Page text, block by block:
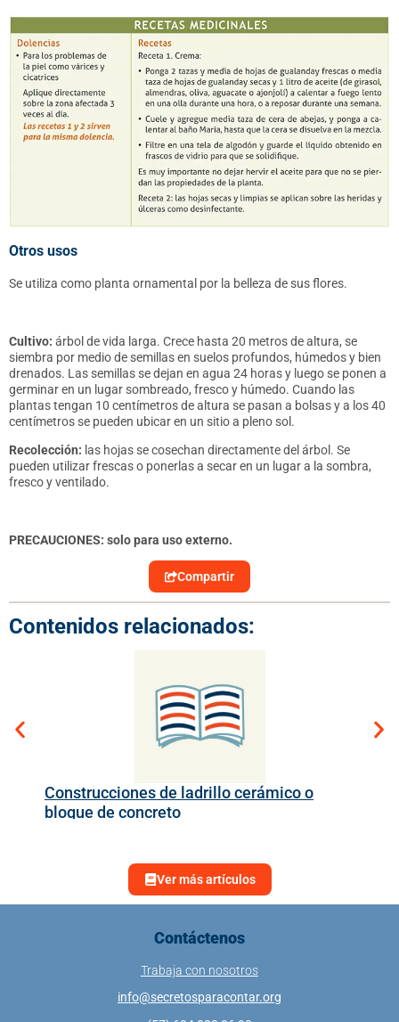
Otros usos
Se utiliza como planta ornamental por la belleza de sus flores.
Cultivo: árbol de vida larga. Crece hasta 20 metros de altura, se
siembra por medio de semillas en suelos profundos, húmedos y bien
drenados. Las semillas se dejan en agua 24 horas y luego se ponen a
germinar en un lugar sombreado, fresco y húmedo. Cuando las
plantas tengan 10 centímetros de altura se pasan a bolsas y a los 40
centímetros se pueden ubicar en un sitio a pleno sol.
Recolección: as hojas se cosechan directamente del árbol. Se
pueden utilizar frescas o ponerlas a secar en un lugar a la sombra,
fresco y ventilado.
PRECAUCIONES: solo para uso externo.
Compartir
Contenidos relacionados:
Construcciones de ladrillo cerámico o
bloque de concreto
Ver más artículos
Contáctenos
Trabaja con nosotros
info@secretosparacontar.org